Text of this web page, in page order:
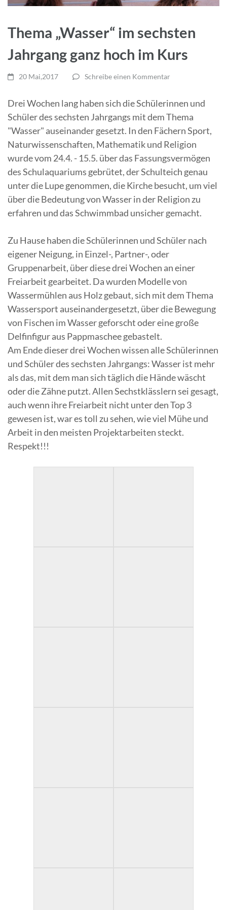
Thema „Wasser“ im sechsten
Jahrgang ganz hoch im Kurs
20 Mai,2017 Schreibe einen Kommentar
Drei Wochen lang haben sich die Schülerinnen und
Schüler des sechsten Jahrgangs mit dem Thema
"Wasser" auseinander gesetzt. In den Fächern Sport,
Naturwissenschaften, Mathematik und Religion
wurde vom 24.4. - 15.5. über das Fassungsvermögen
des Schulaquariums gebrütet, der Schulteich genau
unter die Lupe genommen, die Kirche besucht, um viel
über die Bedeutung von Wasser in der Religion zu
erfahren und das Schwimmbad unsicher gemacht.
Zu Hause haben die Schülerinnen und Schüler nach
eigener Neigung, in Einzel-, Partner-, oder
Gruppenarbeit, über diese drei Wochen an einer
Freiarbeit gearbeitet. Da wurden Modelle von
Wassermühlen aus Holz gebaut, sich mit dem Thema
Wassersport auseinandergesetzt, über die Bewegung
von Fischen im Wasser geforscht oder eine große
Delfinfigur aus Pappmaschee gebastelt.
Am Ende dieser drei Wochen wissen alle Schülerinnen
und Schüler des sechsten Jahrgangs: Wasser ist mehr
als das, mit dem man sich täglich die Hände wäscht
oder die Zähne putzt. Allen Sechstklässlern sei gesagt,
auch wenn ihre Freiarbeit nicht unter den Top 3
gewesen ist, war es toll zu sehen, wie viel Mühe und
Arbeit in den meisten Projektarbeiten steckt.
Respekt!!!